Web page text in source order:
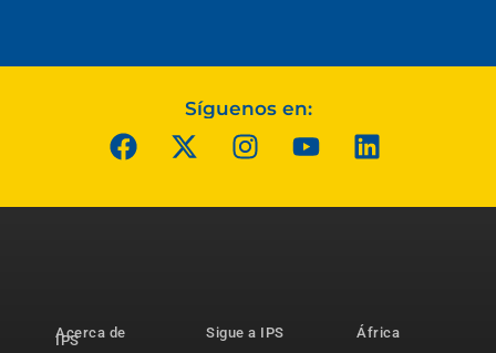
Síguenos en:
Acerca de
IPS
Sigue a IPS
África